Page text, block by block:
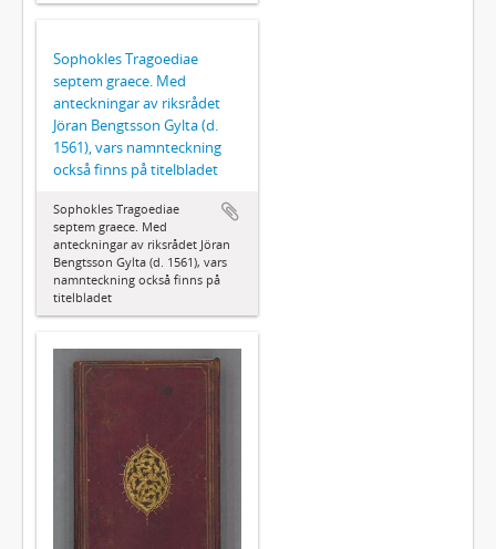
Sophokles Tragoediae
septem graece. Med
anteckningar av riksrådet
Jöran Bengtsson Gylta (d.
1561), vars namnteckning
också finns på titelbladet
Sophokles Tragoediae
septem graece. Med
anteckningar av riksrådet Jöran
Bengtsson Gylta (d. 1561), vars
namnteckning också finns på
titelbladet